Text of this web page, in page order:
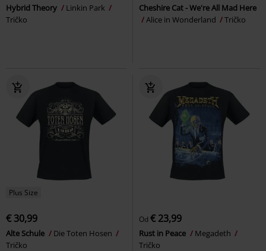
Hybrid Theory
Linkin Park
Tričko
Cheshire Cat - We're All Mad Here
Alice in Wonderland
Tričko
Plus Size
€ 30,99
Alte Schule
Die Toten Hosen
Tričko
Od € 23,99
Rust in Peace
Megadeth
Tričko